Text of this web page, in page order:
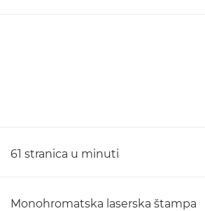
61 stranica u minuti
Monohromatska laserska štampa